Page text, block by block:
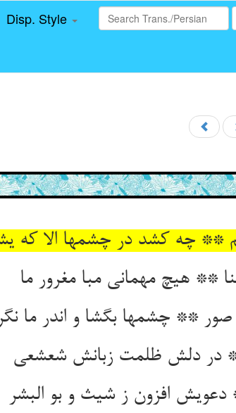
Disp. Style
** هیچ مهمانی مبا مغرور ما
** چشمها بگشا و اندر ما نگر
دعویش افزون ز شیث و بو البشر